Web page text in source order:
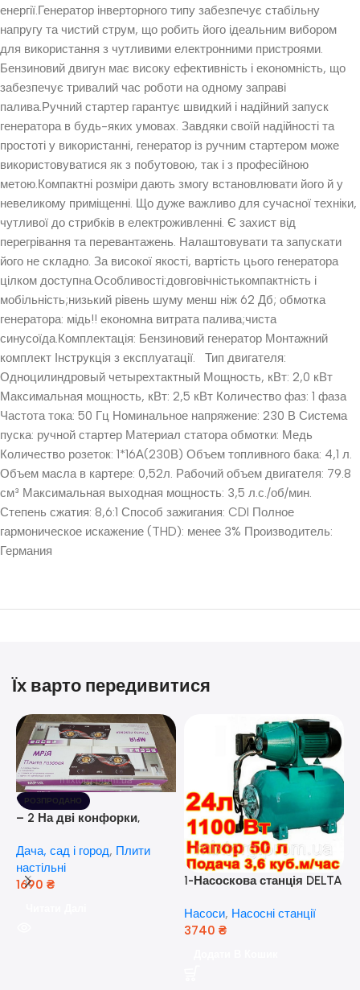
енергії.Генератор інверторного типу забезпечує стабільну
напругу та чистий струм, що робить його ідеальним вибором
для використання з чутливими електронними пристроями.
Бензиновий двигун має високу ефективність і економність, що
забезпечує тривалий час роботи на одному заправі
палива.Ручний стартер гарантує швидкий і надійний запуск
генератора в будь-яких умовах. Завдяки своїй надійності та
простоті у використанні, генератор із ручним стартером може
використовуватися як з побутовою, так і з професійною
метою.Компактні розміри дають змогу встановлювати його й у
невеликому приміщенні. Що дуже важливо для сучасної техніки,
чутливої до стрибків в електроживленні. Є захист від
перегрівання та перевантажень. Налаштовувати та запускати
його не складно. За високої якості, вартість цього генератора
цілком доступна.Особливості:довговічністькомпактність і
мобільність;низький рівень шуму менш ніж 62 Дб; обмотка
генератора: мідь!! економна витрата палива;чиста
синусоїда.Комплектація: Бензиновий генератор Монтажний
комплект Інструкція з експлуатації. Тип двигателя:
Одноцилиндровый четырехтактный Мощность, кВт: 2,0 кВт
Максимальная мощность, кВт: 2,5 кВт Количество фаз: 1 фаза
Частота тока: 50 Гц Номинальное напряжение: 230 В Система
пуска: ручной стартер Материал статора обмотки: Медь
Количество розеток: 1*16А(230В) Объем топливного бака: 4,1 л.
Объем масла в картере: 0,52л. Рабочий объем двигателя: 79.8
см³ Максимальная выходная мощность: 3,5 л.с./об/мин.
Степень сжатия: 8,6:1 Способ зажигания: CDI Полное
гармоническое искажение (THD): менее 3% Производитель:
Германия
Їх варто передивитися
РОЗПРОДАНО
– 2 На дві конфорки,
розпалюванням.
Дача, сад і город, Плити
настільні
1690 ₴
1-Насоскова станція DELTA
кВт) ( Польща)
Насоси, Насосні станції
3740 ₴